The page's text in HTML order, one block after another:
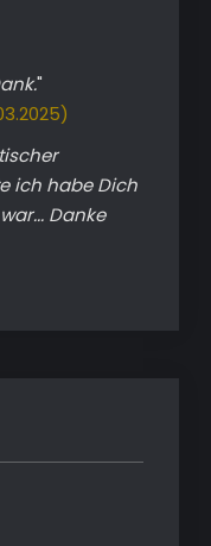
"
ich habe Dich
Danke